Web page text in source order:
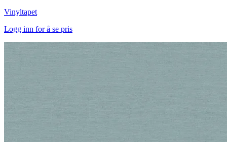
Vinyltapet
Logg inn for å se pris